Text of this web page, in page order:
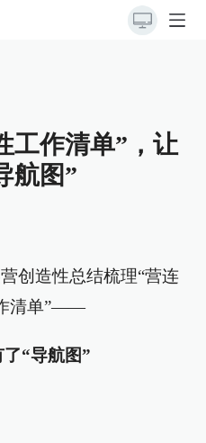
工作清单”，让
航图”
创造性总结梳理“营连
清单”——
“导航图”